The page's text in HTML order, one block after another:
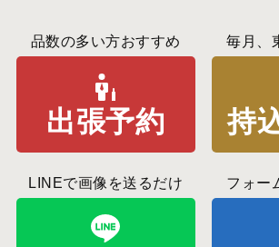
品数の多い方おすすめ
出張予約
毎月、
持
LINEで画像を送るだけ フォー